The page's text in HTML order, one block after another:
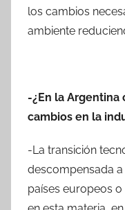
los cambios
ambiente
-¿En la Argentina
cambios en la
-La transición
descompensada
países europeos